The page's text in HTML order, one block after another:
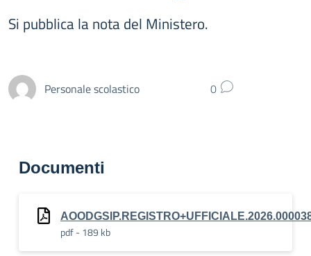
Si pubblica la nota del Ministero.
Personale scolastico 0
Documenti
pdf - 189 kb